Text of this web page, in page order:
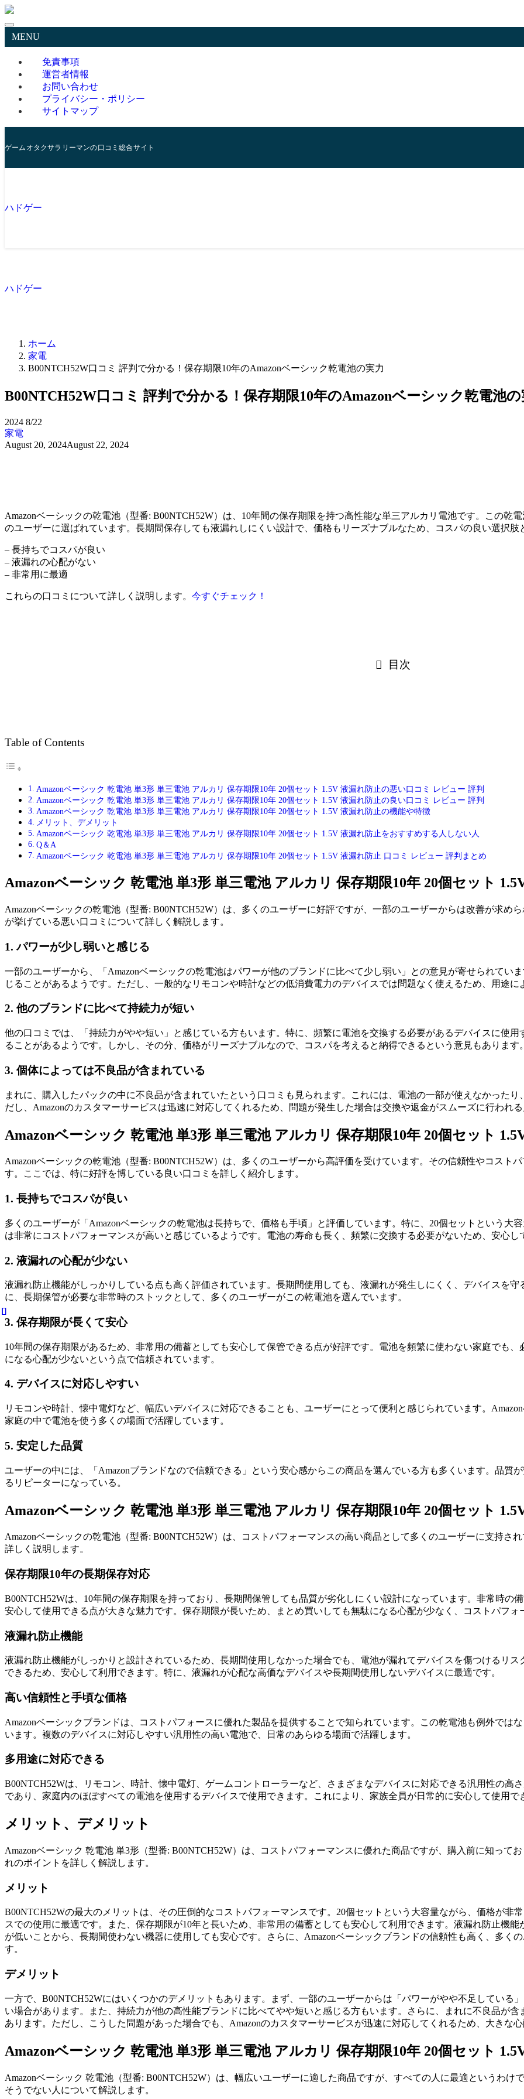
MENU
免責事項
運営者情報
お問い合わせ
プライバシー・ポリシー
サイトマップ
ゲームオタクサラリーマンの口コミ総合サイト
ハドゲー
ハドゲー
ホーム
家電
B00NTCH52W口コミ 評判で分かる！保存期限10年のAmazonベーシック乾電池の実力
B00NTCH52W口コミ 評判で分かる！保存期限10年のAmazonベーシック乾電池の
2024 8/22
家電
August 20, 2024August 22, 2024
Amazonベーシックの乾電池（型番: B00NTCH52W）は、10年間の保存期限を持つ高性能な単三アルカリ電池です。この乾
のユーザーに選ばれています。長期間保存しても液漏れしにくい設計で、価格もリーズナブルなため、コスパの良い選択肢
– 長持ちでコスパが良い
– 液漏れの心配がない
– 非常用に最適
これらの口コミについて詳しく説明します。 今すぐチェック！
目次
Table of Contents
Amazonベーシック 乾電池 単3形 単三電池 アルカリ 保存期限10年 20個セット 1.5V 液漏れ防止の悪い口コミ レビュー 評判
Amazonベーシック 乾電池 単3形 単三電池 アルカリ 保存期限10年 20個セット 1.5V 液漏れ防止の良い口コミ レビュー 評判
Amazonベーシック 乾電池 単3形 単三電池 アルカリ 保存期限10年 20個セット 1.5V 液漏れ防止の機能や特徴
メリット、デメリット
Amazonベーシック 乾電池 単3形 単三電池 アルカリ 保存期限10年 20個セット 1.5V 液漏れ防止をおすすめする人しない人
Q＆A
Amazonベーシック 乾電池 単3形 単三電池 アルカリ 保存期限10年 20個セット 1.5V 液漏れ防止 口コミ レビュー 評判まとめ
Amazonベーシック 乾電池 単3形 単三電池 アルカリ 保存期限10年 20個セット
Amazonベーシックの乾電池（型番: B00NTCH52W）は、多くのユーザーに好評ですが、一部のユーザーからは改善が求め
が挙げている悪い口コミについて詳しく解説します。
1. パワーが少し弱いと感じる
一部のユーザーから、「Amazonベーシックの乾電池はパワーが他のブランドに比べて少し弱い」との意見が寄せられてい
じることがあるようです。ただし、一般的なリモコンや時計などの低消費電力のデバイスでは問題なく使えるため、用途に
2. 他のブランドに比べて持続力が短い
他の口コミでは、「持続力がやや短い」と感じている方もいます。特に、頻繁に電池を交換する必要があるデバイスに使
ることがあるようです。しかし、その分、価格がリーズナブルなので、コスパを考えると納得できるという意見もあります。
3. 個体によっては不良品が含まれている
まれに、購入したパックの中に不良品が含まれていたという口コミも見られます。これには、電池の一部が使えなかった
だし、Amazonのカスタマーサービスは迅速に対応してくれるため、問題が発生した場合は交換や返金がスムーズに行われる
Amazonベーシック 乾電池 単3形 単三電池 アルカリ 保存期限10年 20個セット
Amazonベーシックの乾電池（型番: B00NTCH52W）は、多くのユーザーから高評価を受けています。その信頼性やコスト
す。ここでは、特に好評を博している良い口コミを詳しく紹介します。
1. 長持ちでコスパが良い
多くのユーザーが「Amazonベーシックの乾電池は長持ちで、価格も手頃」と評価しています。特に、20個セットという大
は非常にコストパフォーマンスが高いと感じているようです。電池の寿命も長く、頻繁に交換する必要がないため、安心し
2. 液漏れの心配が少ない
液漏れ防止機能がしっかりしている点も高く評価されています。長期間使用しても、液漏れが発生しにくく、デバイスを
に、長期保管が必要な非常時のストックとして、多くのユーザーがこの乾電池を選んでいます。
3. 保存期限が長くて安心
10年間の保存期限があるため、非常用の備蓄としても安心して保管できる点が好評です。電池を頻繁に使わない家庭でも
になる心配が少ないという点で信頼されています。
4. デバイスに対応しやすい
リモコンや時計、懐中電灯など、幅広いデバイスに対応できることも、ユーザーにとって便利と感じられています。
家庭の中で電池を使う多くの場面で活躍しています。
5. 安定した品質
ユーザーの中には、「Amazonブランドなので信頼できる」という安心感からこの商品を選んでいる方も多くいます。品質
るリピーターになっている。
Amazonベーシック 乾電池 単3形 単三電池 アルカリ 保存期限10年 20個セット
Amazonベーシックの乾電池（型番: B00NTCH52W）は、コストパフォーマンスの高い商品として多くのユーザーに支持さ
詳しく説明します。
保存期限10年の長期保存対応
B00NTCH52Wは、10年間の保存期限を持っており、長期間保管しても品質が劣化しにくい設計になっています。非常時の
安心して使用できる点が大きな魅力です。保存期限が長いため、まとめ買いしても無駄になる心配が少なく、コストパフォ
液漏れ防止機能
液漏れ防止機能がしっかりと設計されているため、長期間使用しなかった場合でも、電池が漏れてデバイスを傷つけるリ
できるため、安心して利用できます。特に、液漏れが心配な高価なデバイスや長期間使用しないデバイスに最適です。
高い信頼性と手頃な価格
Amazonベーシックブランドは、コストパフォースに優れた製品を提供することで知られています。この乾電池も例外では
います。複数のデバイスに対応しやすい汎用性の高い電池で、日常のあらゆる場面で活躍します。
多用途に対応できる
B00NTCH52Wは、リモコン、時計、懐中電灯、ゲームコントローラーなど、さまざまなデバイスに対応できる汎用性の高
であり、家庭内のほぼすべての電池を使用するデバイスで使用できます。これにより、家族全員が日常的に安心して使用で
メリット、デメリット
Amazonベーシック 乾電池 単3形（型番: B00NTCH52W）は、コストパフォーマンスに優れた商品ですが、購入前に知って
れのポイントを詳しく解説します。
メリット
B00NTCH52Wの最大のメリットは、その圧倒的なコストパフォーマンスです。20個セットという大容量ながら、価格が非
スでの使用に最適です。また、保存期限が10年と長いため、非常用の備蓄としても安心して利用できます。液漏れ防止機
が低いことから、長期間使わない機器に使用しても安心です。さらに、Amazonベーシックブランドの信頼性も高く、多く
す。
デメリット
一方で、B00NTCH52Wにはいくつかのデメリットもあります。まず、一部のユーザーからは「パワーがやや不足している
い場合があります。また、持続力が他の高性能ブランドに比べてやや短いと感じる方もいます。さらに、まれに不良品が
あります。ただし、こうした問題があった場合でも、Amazonのカスタマーサービスが迅速に対応してくれるため、大きな心
Amazonベーシック 乾電池 単3形 単三電池 アルカリ 保存期限10年 20個セット
Amazonベーシック 乾電池（型番: B00NTCH52W）は、幅広いユーザーに適した商品ですが、すべての人に最適というわけ
そうでない人について解説します。